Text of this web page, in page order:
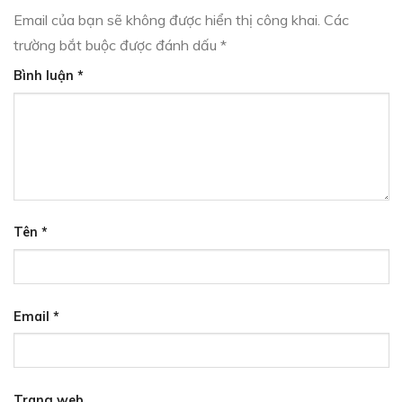
Email của bạn sẽ không được hiển thị công khai. Các
trường bắt buộc được đánh dấu *
Bình luận *
Tên *
Email *